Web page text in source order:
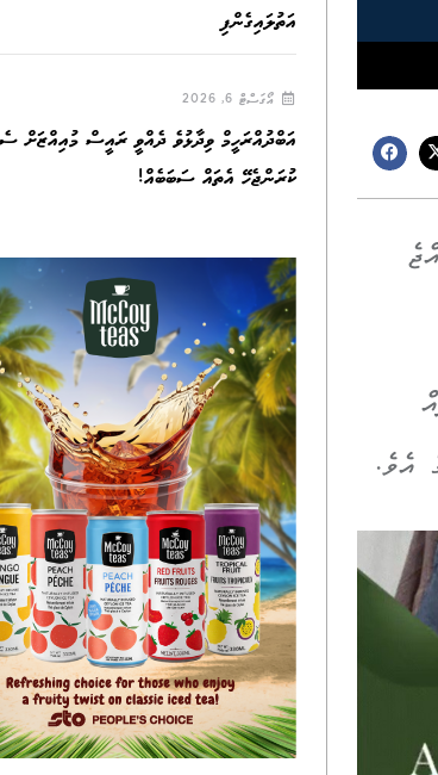
އެވެ.
އަތުލައިގެންފި
އޯގަސްޓް 6, 2026
އަބްދުއްރަހީމް ވިދާޅުވެ ދެއްވީ ރައީސް މުއިއްޒަށް
ކުރަންޖެހޭ އެތައް ސަބަބެއް!